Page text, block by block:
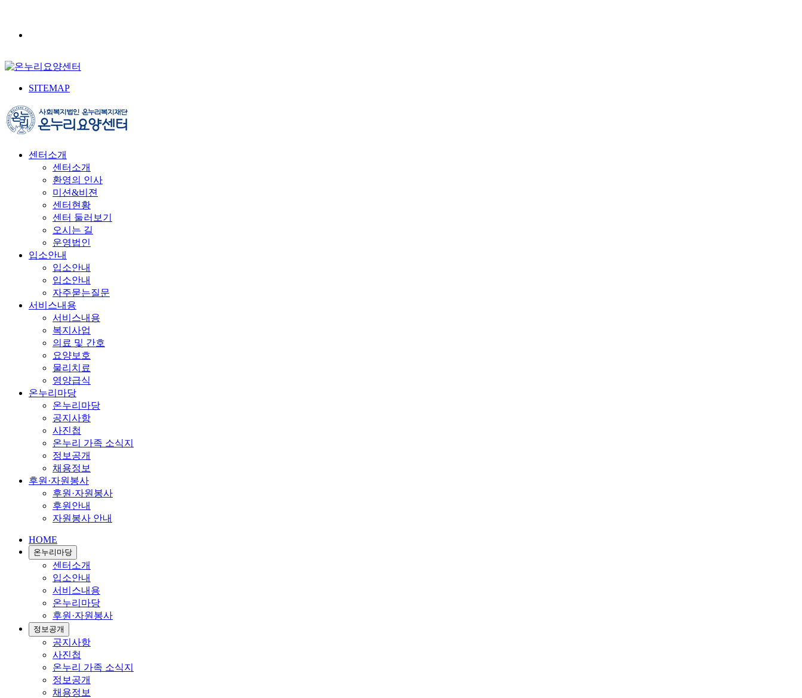
SITEMAP
센터소개
센터소개
환영의 인사
미션&비젼
센터현황
센터 둘러보기
오시는 길
운영법인
입소안내
입소안내
입소안내
자주묻는질문
서비스내용
서비스내용
복지사업
의료 및 간호
요양보호
물리치료
영양급식
온누리마당
온누리마당
공지사항
사진첩
온누리 가족 소식지
정보공개
채용정보
후원·자원봉사
후원·자원봉사
후원안내
자원봉사 안내
HOME
온누리마당
센터소개
입소안내
서비스내용
온누리마당
후원·자원봉사
정보공개
공지사항
사진첩
온누리 가족 소식지
정보공개
채용정보